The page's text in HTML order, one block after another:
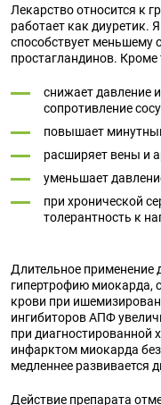
Лекарство относится к
работает как диуретик.
способствует меньшему
простагландинов.
снижает давление
сопротивление
повышает
расширяет вены и
уменьшает
при хронической
толерантность к
Длительное применение
гипертрофию миокарда,
крови при
ингибиторов АПФ
при диагностированной
инфарктом миокарда
медленнее развивается
Действие препарата